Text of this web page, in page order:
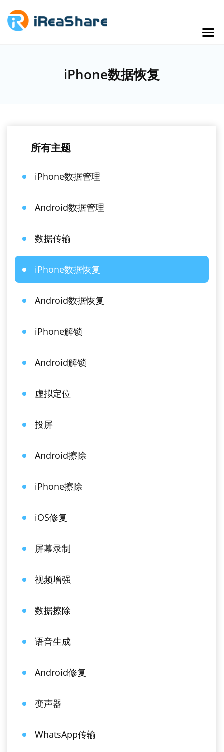
iPhone数据恢复
所有主题
iPhone数据管理
Android数据管理
数据传输
iPhone数据恢复
Android数据恢复
iPhone解锁
Android解锁
虚拟定位
投屏
Android擦除
iPhone擦除
iOS修复
屏幕录制
视频增强
数据擦除
语音生成
Android修复
变声器
WhatsApp传输